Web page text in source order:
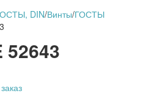
DIN/Винты/ГОСТЫ
52643